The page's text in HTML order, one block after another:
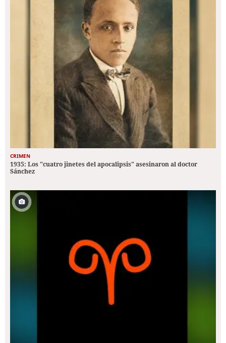
CRIMEN
1935: Los "cuatro jinetes del apocalipsis" asesinaron al doctor
Sánchez